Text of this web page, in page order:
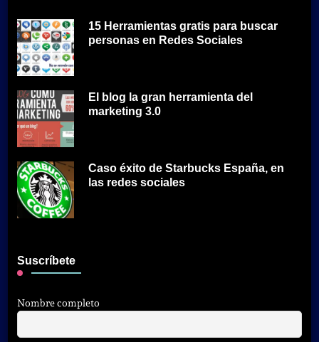
15 Herramientas gratis para buscar
personas en Redes Sociales
El blog la gran herramienta del
marketing 3.0
Caso éxito de Starbucks España, en
las redes sociales
Suscríbete
Nombre completo